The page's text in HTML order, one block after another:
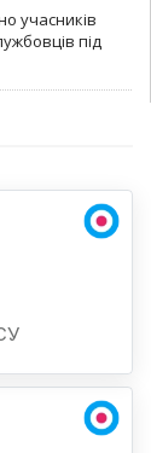
учасників
під